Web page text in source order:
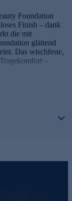
Foundation
Finish – dank
die mit
glättend
Das wischfeste,
–
So sorgt es für
Hautgefühl.
der Haut zu